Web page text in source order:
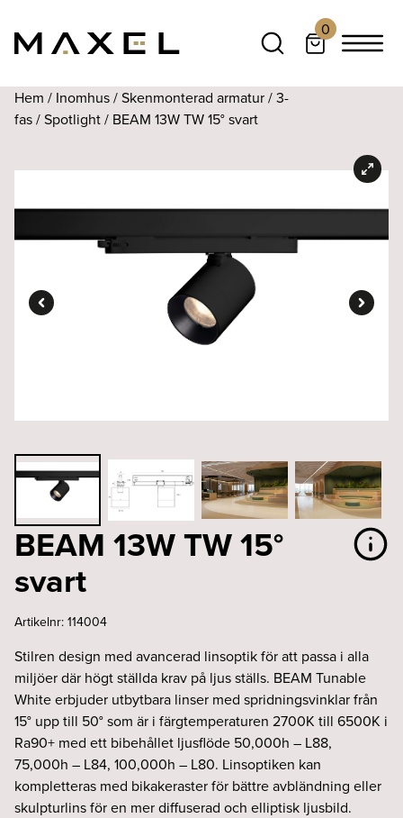
0
Hem / Inomhus/Skenmonterad armatur/3-
fas/Spotlight/ BEAM 13W TW 15° svart
BEAM 13W TW 15°
svart
Artikelnr: 114004
Stilren design med avancerad linsoptik för att passa i alla
miljöer där högt ställda krav på ljus ställs. BEAM Tunable
White erbjuder utbytbara linser med spridningsvinklar från
15° upp till 50° som är i färgtemperaturen 2700K till 6500K i
Ra90+ med ett bibehållet ljusflöde 50,000h – L88,
75,000h – L84, 100,000h – L80. Linsoptiken kan
kompletteras med bikakeraster för bättre avbländning eller
skulpturlins för en mer diffuserad och elliptisk ljusbild.